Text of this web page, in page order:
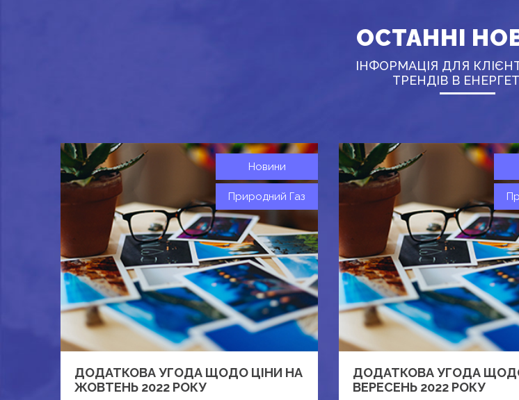
ОСТАННІ
ІНФОРМАЦІЯ ДЛЯ
ТРЕНДІВ В
Новини
Природний Газ
ДОДАТКОВА УГОДА ЩОДО ЦІНИ НА
ЖОВТЕНЬ 2022 РОКУ
ДОДАТКОВА УГОДА
ВЕРЕСЕНЬ 2022 РОКУ